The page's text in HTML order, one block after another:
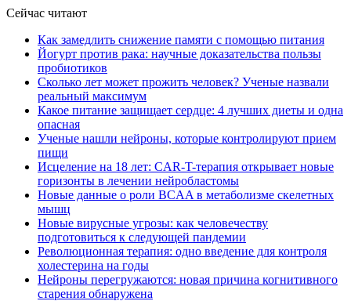
Сейчас читают
Как замедлить снижение памяти с помощью питания
Йогурт против рака: научные доказательства пользы
пробиотиков
Сколько лет может прожить человек? Ученые назвали
реальный максимум
Какое питание защищает сердце: 4 лучших диеты и одна
опасная
Ученые нашли нейроны, которые контролируют прием
пищи
Исцеление на 18 лет: CAR-T-терапия открывает новые
горизонты в лечении нейробластомы
Новые данные о роли BCAA в метаболизме скелетных
мышц
Новые вирусные угрозы: как человечеству
подготовиться к следующей пандемии
Революционная терапия: одно введение для контроля
холестерина на годы
Нейроны перегружаются: новая причина когнитивного
старения обнаружена